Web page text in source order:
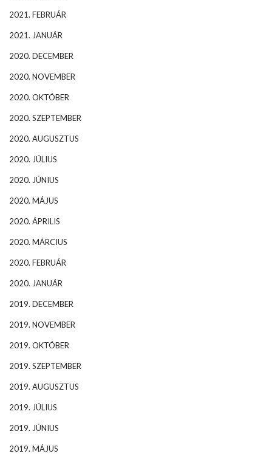
2021. FEBRUÁR
2021. JANUÁR
2020. DECEMBER
2020. NOVEMBER
2020. OKTÓBER
2020. SZEPTEMBER
2020. AUGUSZTUS
2020. JÚLIUS
2020. JÚNIUS
2020. MÁJUS
2020. ÁPRILIS
2020. MÁRCIUS
2020. FEBRUÁR
2020. JANUÁR
2019. DECEMBER
2019. NOVEMBER
2019. OKTÓBER
2019. SZEPTEMBER
2019. AUGUSZTUS
2019. JÚLIUS
2019. JÚNIUS
2019. MÁJUS